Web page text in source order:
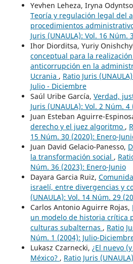
Yevhen Leheza, Iryna
Teoría y regulación legal del
procedimientos
Juris (UNAULA): Vol. 16 Núm.
Ihor Diorditsa, Yuriy
conceptual para la
anticorrupción en la
Ucrania , Ratio Juris
Julio - Diciembre
Saúl Uribe García, Verdad,
Juris (UNAULA): Vol. 2 Núm.
Juan Esteban Aguirre-
derecho y el juez algoritmo ,
15 Núm. 30 (2020): Enero-
Juan David Gelacio-Panesso,
la transformación social ,
Núm. 36 (2023): Enero-Junio
Dayara Garcia Ruiz,
israelí, entre divergencias y
(UNAULA): Vol. 14 Núm. 29
Carlos Antonio Aguirre Rojas,
un modelo de historia crítica
culturas subalternas , Ratio
Núm. 1 (2004): Julio-
Lukasz Czarnecki, ¿El nuevo
México? , Ratio Juris